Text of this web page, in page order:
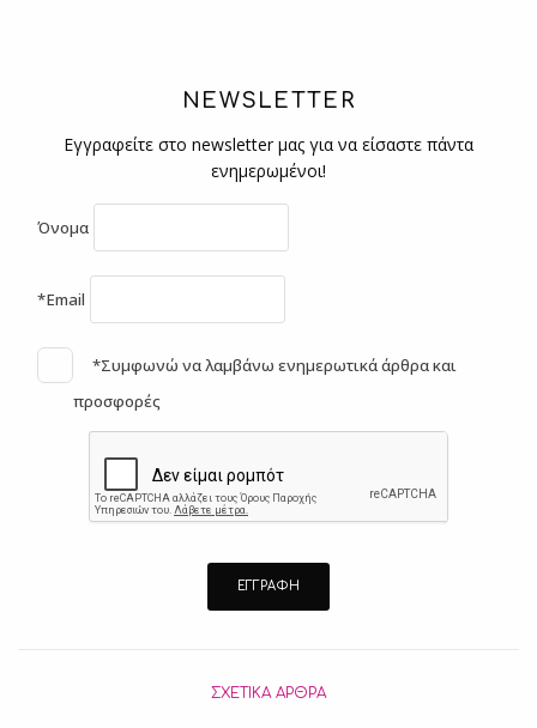
NEWSLETTER
Εγγραφείτε στο newsletter μας για να είσαστε πάντα
ενημερωμένοι!
Όνομα
*Email
*Συμφωνώ να λαμβάνω ενημερωτικά άρθρα και
προσφορές
ΣΧΕΤΙΚΆ ΆΡΘΡΑ